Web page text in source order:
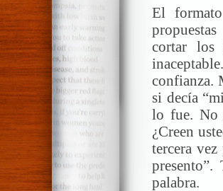
El
cortar los
confianza.
si decía
lo fue. No
¿Creen
tercera
palabra.